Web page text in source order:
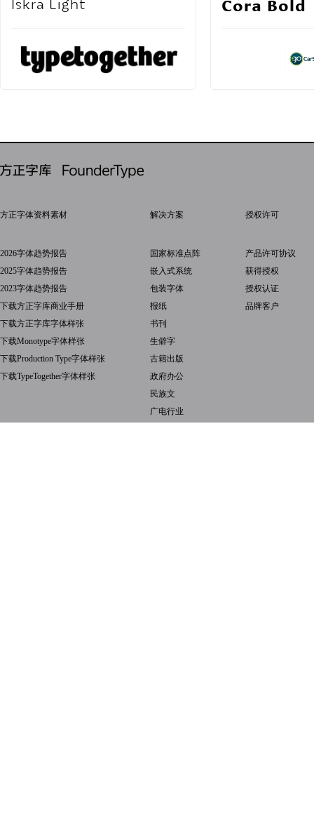
Iskra Light Cora Bold
方正字体资料素材
2026字体趋势报告
2025字体趋势报告
2023字体趋势报告
下载方正字库商业手册
下载方正字库字体样张
下载Monotype字体样张
下载Production Type字体样张
下载TypeTogether字体样张
解决方案
国家标准点阵
嵌入式系统
包装字体
报纸
书刊
生僻字
古籍出版
政府办公
民族文
广电行业
授权许可
产品许可协议
获得授权
授权认证
品牌客户